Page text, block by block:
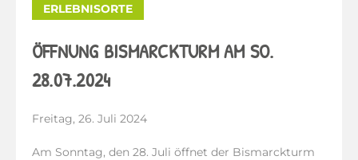
ERLEBNISORTE
ÖFFNUNG BISMARCKTURM AM SO.
28.07.2024
Freitag, 26. Juli 2024
Am Sonntag, den 28. Juli öffnet der Bismarckturm